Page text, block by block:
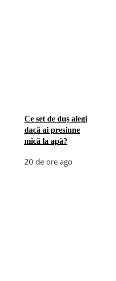
Ce set de duș alegi
dacă ai presiune
mică la apă?
20 de ore ago